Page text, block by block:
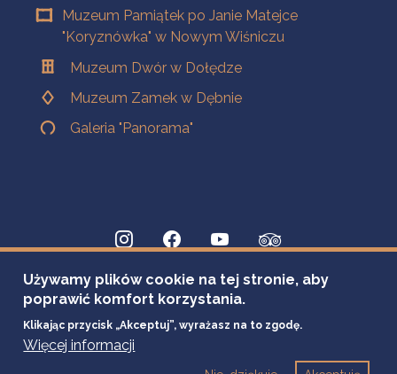
Muzeum Pamiątek po Janie Matejce
"Koryznówka" w Nowym Wiśniczu
Muzeum Dwór w Dołędze
Muzeum Zamek w Dębnie
Galeria "Panorama"
Używamy plików cookie na tej stronie, aby
poprawić komfort korzystania.
Klikając przycisk „Akceptuj”, wyrażasz na to zgodę.
Więcej informacji